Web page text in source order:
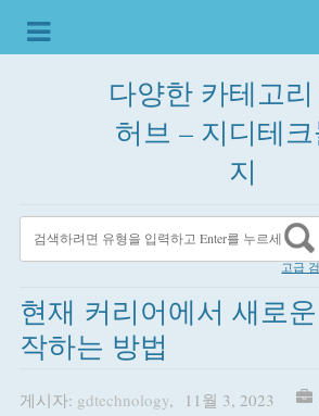
다양한 카테고
허브 – 지디테
지
고급
현재 커리어에서 새로
작하는 방법
게시자: gdtechnology, 11월 3, 2023